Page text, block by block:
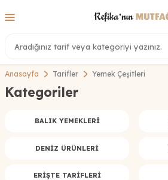
Anasayfa Tarifler Yemek Çeşitleri
Kategoriler
BALIK YEMEKLERI
DENIZ ÜRÜNLERI
ERIŞTE TARIFLERI